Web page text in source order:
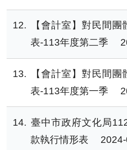
12
【會計室】對民間
表-113年度第二季
13
【會計室】對民間
表-113年度第一季
14
臺中市政府文化局
款執行情形表